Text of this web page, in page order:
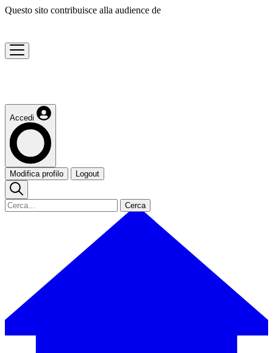
Questo sito contribuisce alla audience de
Accedi
Modifica profilo Logout
Cerca